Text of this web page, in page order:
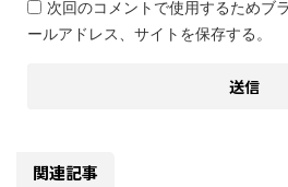
次回のコメントで使用するためブ
ールアドレス、サイトを保存する。
関連記事